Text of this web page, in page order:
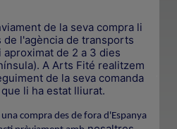
de la seva compra li
de l'agència de transports
aproximat de 2 a 3 dies
A Arts Fité realitzem
de la seva comanda
li ha estat lliurat.
una compra des de fora d'Espanya